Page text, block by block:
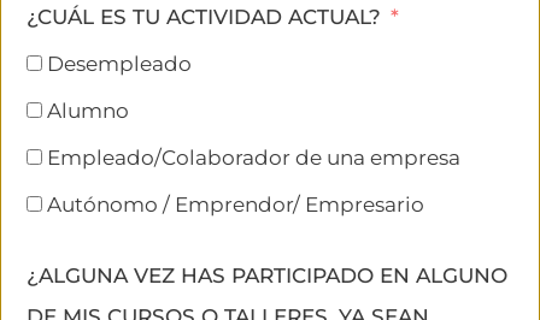
¿CUÁL ES TU ACTIVIDAD ACTUAL?
Desempleado
Alumno
Empleado/Colaborador de una empresa
Autónomo / Emprendor/ Empresario
¿ALGUNA VEZ HAS PARTICIPADO EN ALGUNO